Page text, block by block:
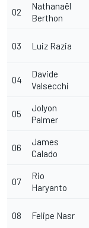
02
Nathanaël
Berthon
03 Luiz Razia
04
Davide
Valsecchi
05
Jolyon
Palmer
06
James
Calado
07
Rio
Haryanto
08 Felipe Nasr